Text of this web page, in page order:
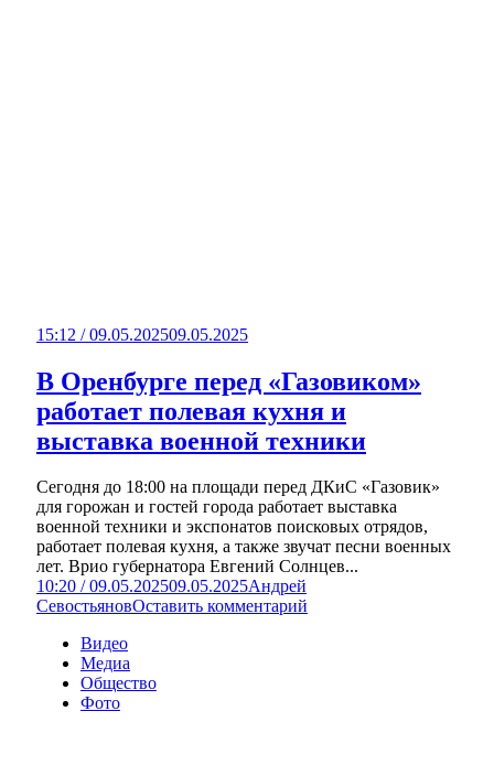
15:12 / 09.05.202509.05.2025
В Оренбурге перед «Газовиком»
работает полевая кухня и
выставка военной техники
Сегодня до 18:00 на площади перед ДКиС «Газовик»
для горожан и гостей города работает выставка
военной техники и экспонатов поисковых отрядов,
работает полевая кухня, а также звучат песни военных
лет. Врио губернатора Евгений Солнцев...
10:20 / 09.05.202509.05.2025Андрей
СевостьяновОставить комментарий
Видео
Медиа
Общество
Фото